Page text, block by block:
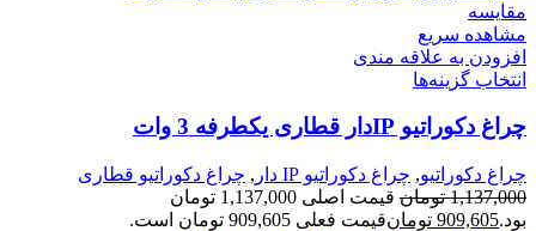
مقایسه
مشاهده سریع
افزودن به علاقه مندی
انتخاب گزینه‌ها
چراغ دکوراتیو IPدار قطاری یکطرفه 3 وات
چراغ دکوراتیو, چراغ دکوراتیو IP دار , چراغ دکوراتیو قطاری
1,137,000 تومان
قیمت اصلی 1,137,000 تومان
بود.909,605 تومانقیمت فعلی 909,605 تومان است.